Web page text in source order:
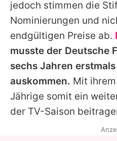
jedoch stimmen die
Nominierungen und
endgültigen Preise ab.
musste der Deutsche
sechs Jahren
auskommen. Mit
Jährige somit ein
der TV-Saison